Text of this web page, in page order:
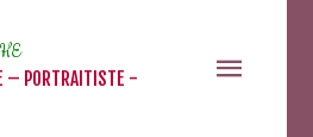
– PORTRAITISTE -
Menu